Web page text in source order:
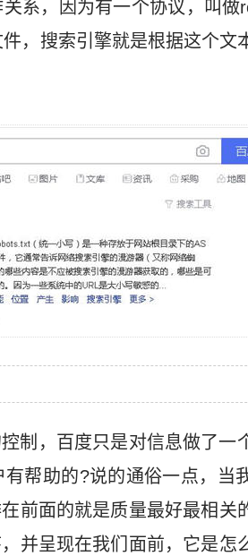
系，因为有一个协议，叫做
，搜索引擎就是根据这个文
制，百度只是对信息做了一
帮助的?说的通俗一点，当
前面的就是质量最好最相关
并呈现在我们面前，它是怎